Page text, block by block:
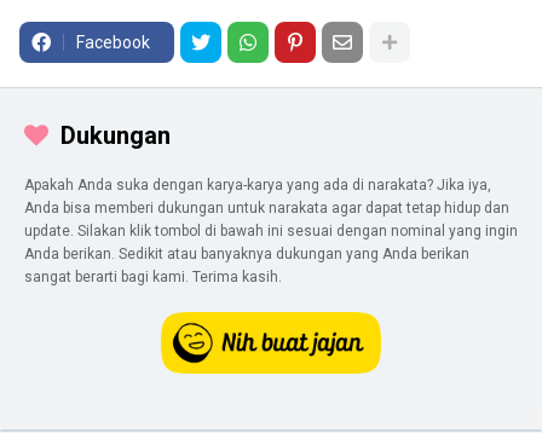
Facebook
Dukungan
Apakah Anda suka dengan karya-karya yang ada di narakata? Jika iya,
Anda bisa memberi dukungan untuk narakata agar dapat tetap hidup dan
update. Silakan klik tombol di bawah ini sesuai dengan nominal yang ingin
Anda berikan. Sedikit atau banyaknya dukungan yang Anda berikan
sangat berarti bagi kami. Terima kasih.